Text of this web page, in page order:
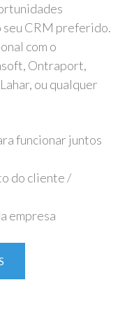
CRM preferido.
com o
Ontraport,
ou qualquer
funcionar juntos
do cliente /
empresa